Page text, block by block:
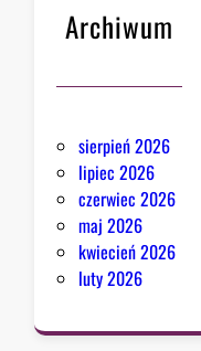
Archiwum
sierpień 2026
lipiec 2026
czerwiec 2026
maj 2026
kwiecień 2026
luty 2026